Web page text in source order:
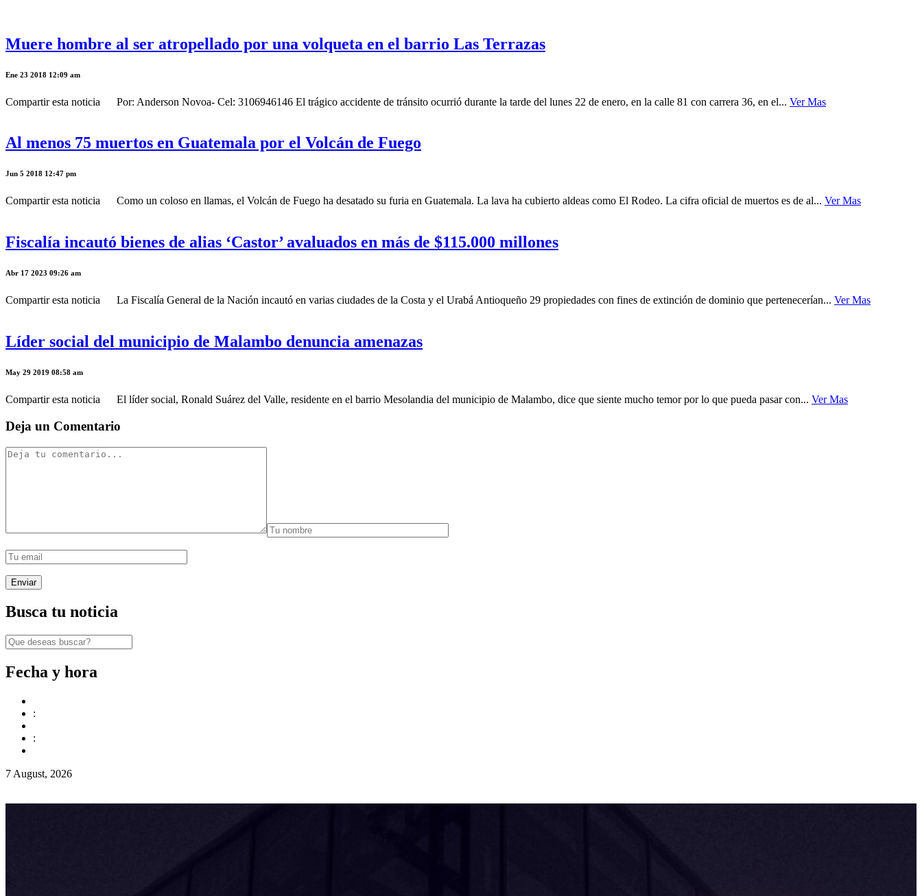
Muere hombre al ser atropellado por una volqueta en el barrio Las Terrazas
Ene 23 2018 12:09 am
Compartir esta noticia Por: Anderson Novoa- Cel: 3106946146 El trágico accidente de tránsito ocurrió durante la tarde del lunes 22 de enero, en la calle 81 con carrera 36, en el... Ver Mas
Al menos 75 muertos en Guatemala por el Volcán de Fuego
Jun 5 2018 12:47 pm
Compartir esta noticia Como un coloso en llamas, el Volcán de Fuego ha desatado su furia en Guatemala. La lava ha cubierto aldeas como El Rodeo. La cifra oficial de muertos es de al... Ver Mas
Fiscalía incautó bienes de alias ‘Castor’ avaluados en más de $115.000 millones
Abr 17 2023 09:26 am
Compartir esta noticia La Fiscalía General de la Nación incautó en varias ciudades de la Costa y el Urabá Antioqueño 29 propiedades con fines de extinción de dominio que pertenecerían... Ver Mas
Líder social del municipio de Malambo denuncia amenazas
May 29 2019 08:58 am
Compartir esta noticia El líder social, Ronald Suárez del Valle, residente en el barrio Mesolandia del municipio de Malambo, dice que siente mucho temor por lo que pueda pasar con... Ver Mas
Deja un Comentario
Busca tu noticia
Fecha y hora
:
:
7 August, 2026